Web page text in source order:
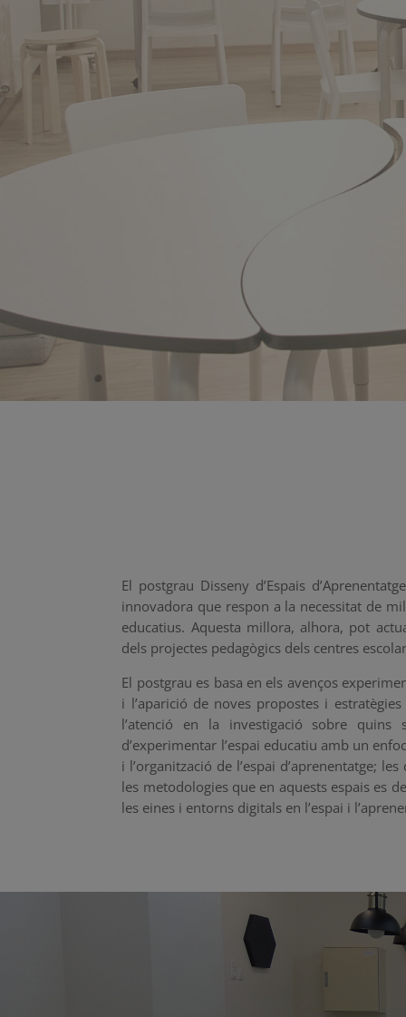
El postgrau Disseny d’Espais
innovadora que respon a la necessitat de
educatius. Aquesta millora, alhora, pot
dels projectes pedagògics dels centres
El postgrau es basa en els avenços
i l’aparició de noves propostes i
l’atenció en la investigació sobre quins
d’experimentar l’espai educatiu amb un
i l’organització de l’espai d’aprenentatge;
les metodologies que en aquests espais es
les eines i entorns digitals en l’espai i